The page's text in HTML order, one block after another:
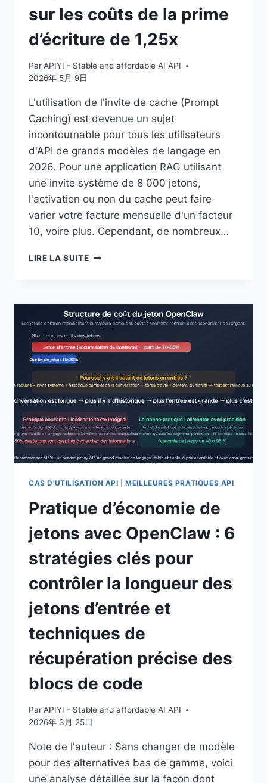
sur les coûts de la prime
d’écriture de 1,25x
ParAPIYI - Stable and affordable AI API
2026年 5月 9日
L'utilisation de l'invite de cache (Prompt
Caching) est devenue un sujet
incontournable pour tous les utilisateurs
d'API de grands modèles de langage en
2026. Pour une application RAG utilisant
une invite système de 8 000 jetons,
l'activation ou non du cache peut faire
varier votre facture mensuelle d'un facteur
10, voire plus. Cependant, de nombreux…
LIRE LA SUITECOMPARAISON
FACTURATION
DE
MISE
DES
ENTRE
GPT
ET
CLAUDE
:
DIFFÉRENCES
ET
L’IMPACT
RÉEL
SUR
LES
COÛTS
DE
LA
PRIME
D’ÉCRITURE
DE
1,25X
CAS D'UTILISATION API |MEILLEURES PRATIQUES API
Pratique d’économie de
jetons avec OpenClaw : 6
stratégies clés pour
contrôler la longueur des
jetons d’entrée et
techniques de
récupération précise des
blocs de code
ParAPIYI - Stable and affordable AI API
2026年 3月 25日
Note de l'auteur : Sans changer de modèle
pour des alternatives bas de gamme, voici
une analyse détaillée sur la façon dont